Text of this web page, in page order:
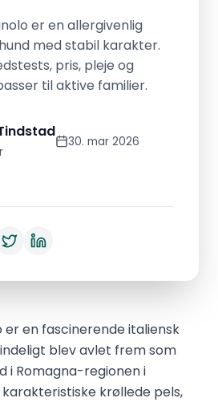
er en allergivenlig
med stabil karakter.
pris, pleje og
til aktive familier.
30. mar 2026
er en fascinerende italiensk
blev avlet frem som
i Romagna-regionen i
karakteristiske krøllede pels,